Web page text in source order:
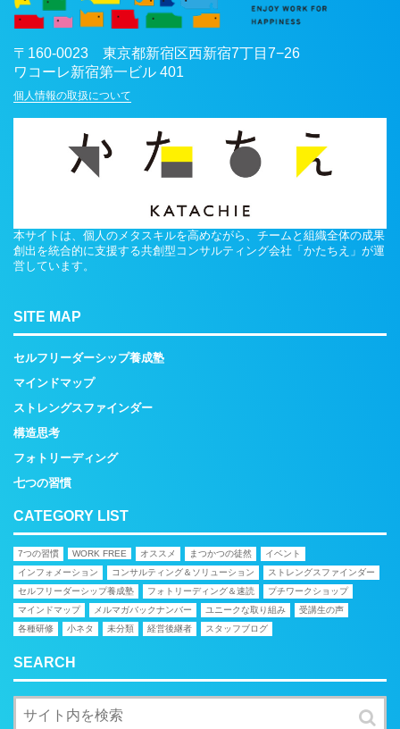
〒 160-0023 東京都新宿区西新宿7丁目7−26
ワコーレ新宿第一ビル 401
個人情報の取扱について
本サイトは、個人のメタスキルを高めながら、チームと組織全体の成果
創出を統合的に支援する共創型コンサルティング会社「かたちえ」が運
営しています。
SITE MAP
セルフリーダーシップ養成塾
マインドマップ
ストレングスファインダー
構造思考
フォトリーディング
七つの習慣
CATEGORY LIST
7つの習慣 WORK FREE オススメ まつかつの徒然
イベント
インフォメーション
コンサルティング＆ソリューション
ストレングスファインダー
セルフリーダーシップ養成塾
フォトリーディング＆速読
プチワークショップ
マインドマップ
メルマガバックナンバー ユニークな取り組み
受講生の声
各種研修
小ネタ 未分類 経営後継者 スタッフブログ
SEARCH